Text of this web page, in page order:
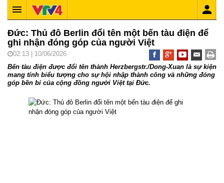
Đức: Thủ đô Berlin đổi tên một bến tàu điện để
ghi nhận đóng góp của người Việt
02:13 | 10/06/2026
Bến tàu điện được đổi tên thành Herzbergstr./Dong-Xuan là sự kiện
mang tính biểu tượng cho sự hội nhập thành công và những đóng
góp bền bỉ của cộng đồng người Việt tại Đức.